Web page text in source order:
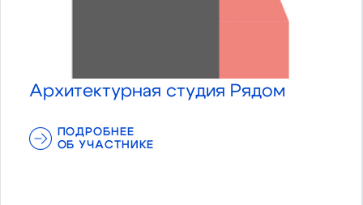
Архитектурная студия Рядом
ПОДРОБНЕЕ
ОБ УЧАСТНИКЕ